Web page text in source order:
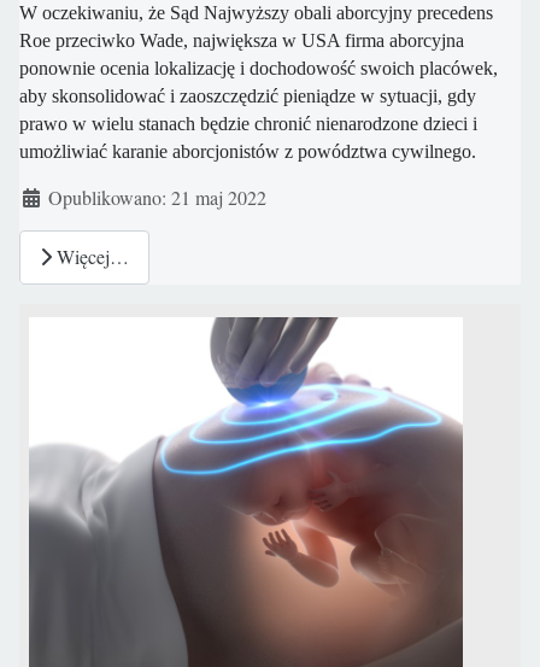
W oczekiwaniu, że Sąd Najwyższy obali aborcyjny precedens
Roe przeciwko Wade, największa w USA firma aborcyjna
ponownie ocenia lokalizację i dochodowość swoich placówek,
aby skonsolidować i zaoszczędzić pieniądze w sytuacji, gdy
prawo w wielu stanach będzie chronić nienarodzone dzieci i
umożliwiać karanie aborcjonistów z powództwa cywilnego.
Szczegóły
Opublikowano: 21 maj 2022
Więcej…